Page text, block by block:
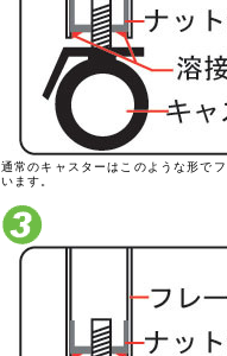
通常のキャスターはこのような形で
います。